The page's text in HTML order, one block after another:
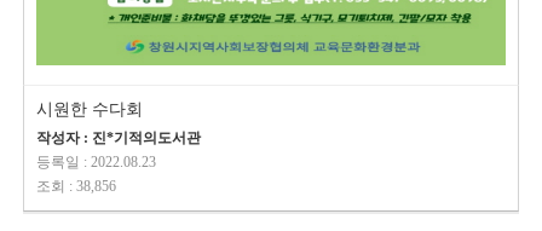
시원한 수다회
작성자 : 진*기적의도서관
등록일 : 2022.08.23
조회 : 38,856